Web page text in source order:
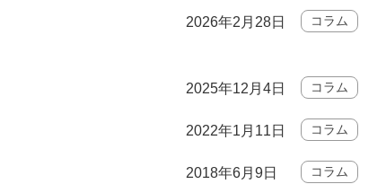
2026年2月28日 コラム
2025年12月4日 コラム
2022年1月11日 コラム
2018年6月9日 コラム